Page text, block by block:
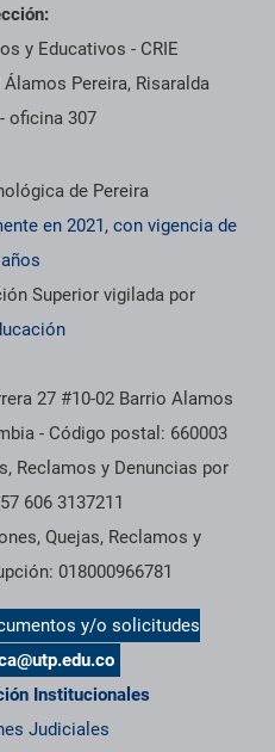
y Educativos - CRIE
Pereira, Risaralda
oficina 307
de Pereira
en 2021, con vigencia de
Superior vigilada por
27 #10-02 Barrio Alamos
- Código postal: 660003
Reclamos y Denuncias por
606 3137211
Quejas, Reclamos y
018000966781
y/o solicitudes
Institucionales
Judiciales